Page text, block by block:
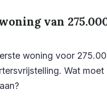
van
woning voor
Wat moet